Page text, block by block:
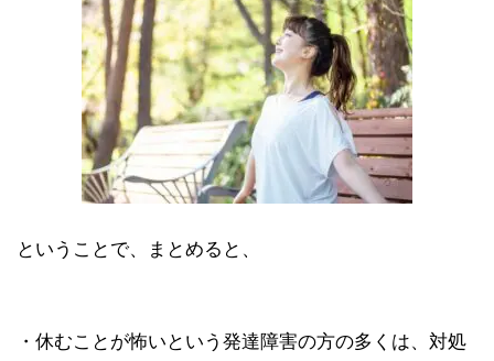
ということで、まとめると、
・休むことが怖いという発達障害の方の多くは、対処